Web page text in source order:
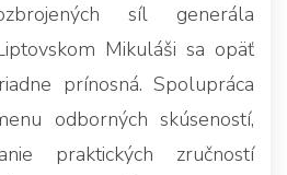
síl generála
Mikuláši sa opäť
prínosná. Spolupráca
odborných skúseností,
praktických zručností